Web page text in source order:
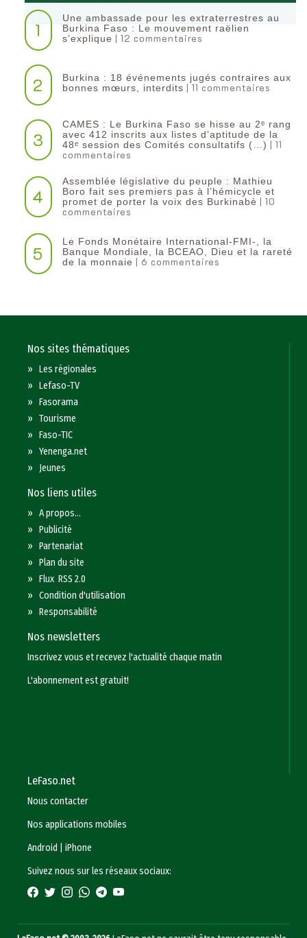
1
Une ambassade pour les extraterrestres au
Burkina Faso : Le mouvement raëlien
s’explique | 12 commentaires
2
Burkina : 18 événements jugés contraires aux
bonnes mœurs, interdits | 11 commentaires
3
CAMES : Le Burkina Faso se hisse au 2ᵉ rang
avec 412 inscrits aux listes d’aptitude de la
48ᵉ session des Comités consultatifs (…) | 11
commentaires
4
Assemblée législative du peuple : Mathieu
Boro fait ses premiers pas à l’hémicycle et
promet de porter la voix des Burkinabè | 10
commentaires
5
Le Fonds Monétaire International-FMI-, la
Banque Mondiale, la BCEAO, Dieu et la rareté
de la monnaie | 6 commentaires
Nos sites thématiques
»Les régionales
»Lefaso-TV
»Fasorama
»Tourisme
»Faso-TIC
»Yenenga.net
» Jeunes
Nos liens utiles
»A propos...
»Publicité
»Partenariat
»Plan du site
»Flux RSS 2.0
»Condition d'utilisation
»Responsabilité
Nos newsletters
Inscrivez vous et recevez l'actualité chaque matin
L'abonnement est gratuit!
LeFaso.net
Nous contacter
Nos applications mobiles
Android
|iPhone
Suivez nous sur les réseaux sociaux: